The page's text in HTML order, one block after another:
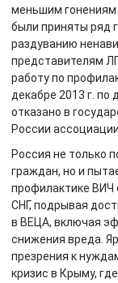
меньшим гонениям
были приняты ряд
раздуванию
представителям
работу по
декабре 2013 г.
отказано в
России
Россия не только
граждан, но и
профилактике ВИЧ
СНГ, подрывая
в ВЕЦА, включая
снижения вреда.
презрения к
кризис в Крыму,